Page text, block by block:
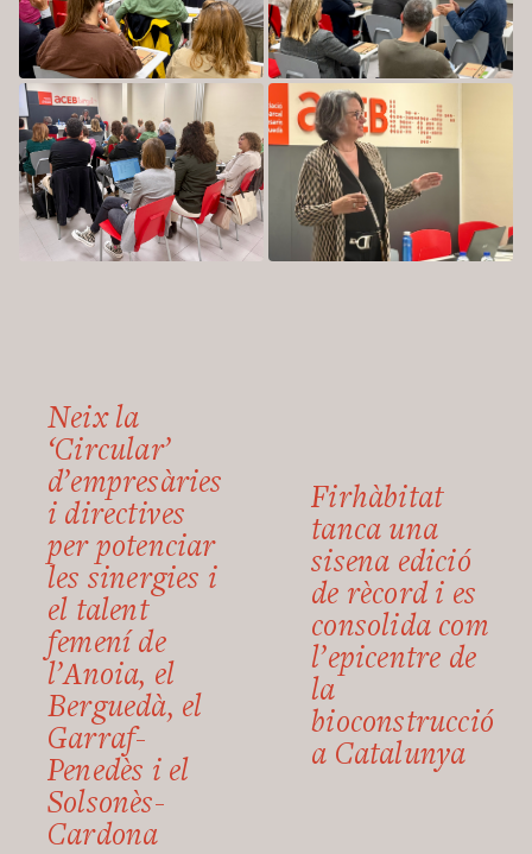
Neix la
‘Circular’
d’empresàries
i directives
per potenciar
les sinergies i
el talent
femení de
l’Anoia, el
Berguedà, el
Garraf-
Penedès i el
Solsonès-
Cardona
Firhàbitat
tanca una
sisena edició
de rècord i es
consolida com
l’epicentre de
la
bioconstrucció
a Catalunya